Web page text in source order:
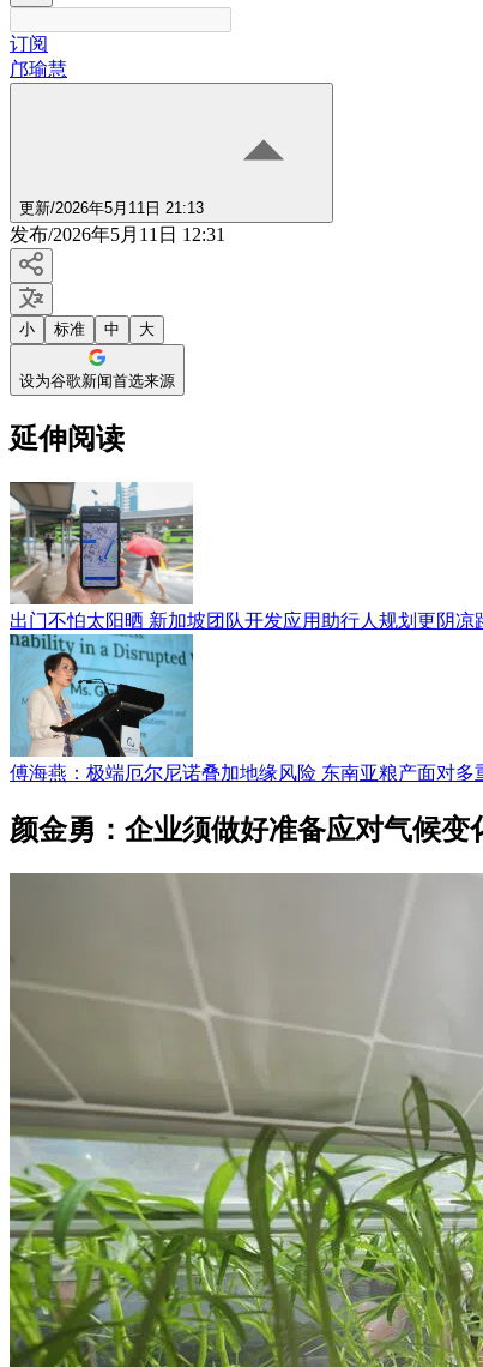
订阅
邝瑜慧
更新/2026年5月11日 21:13
发布/2026年5月11日 12:31
小 标准 中 大
设为谷歌新闻首选来源
延伸阅读
出门不怕太阳晒 新加坡团队开发应用助行人规划更阴凉
傅海燕：极端厄尔尼诺叠加地缘风险 东南亚粮产面对多
颜金勇：企业须做好准备应对气候变